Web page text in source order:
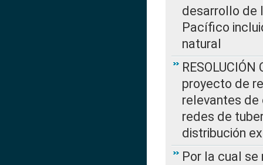
desarrollo de
Pacífico
natural
proyecto de
relevantes de
redes de
distribución
Por la cual se